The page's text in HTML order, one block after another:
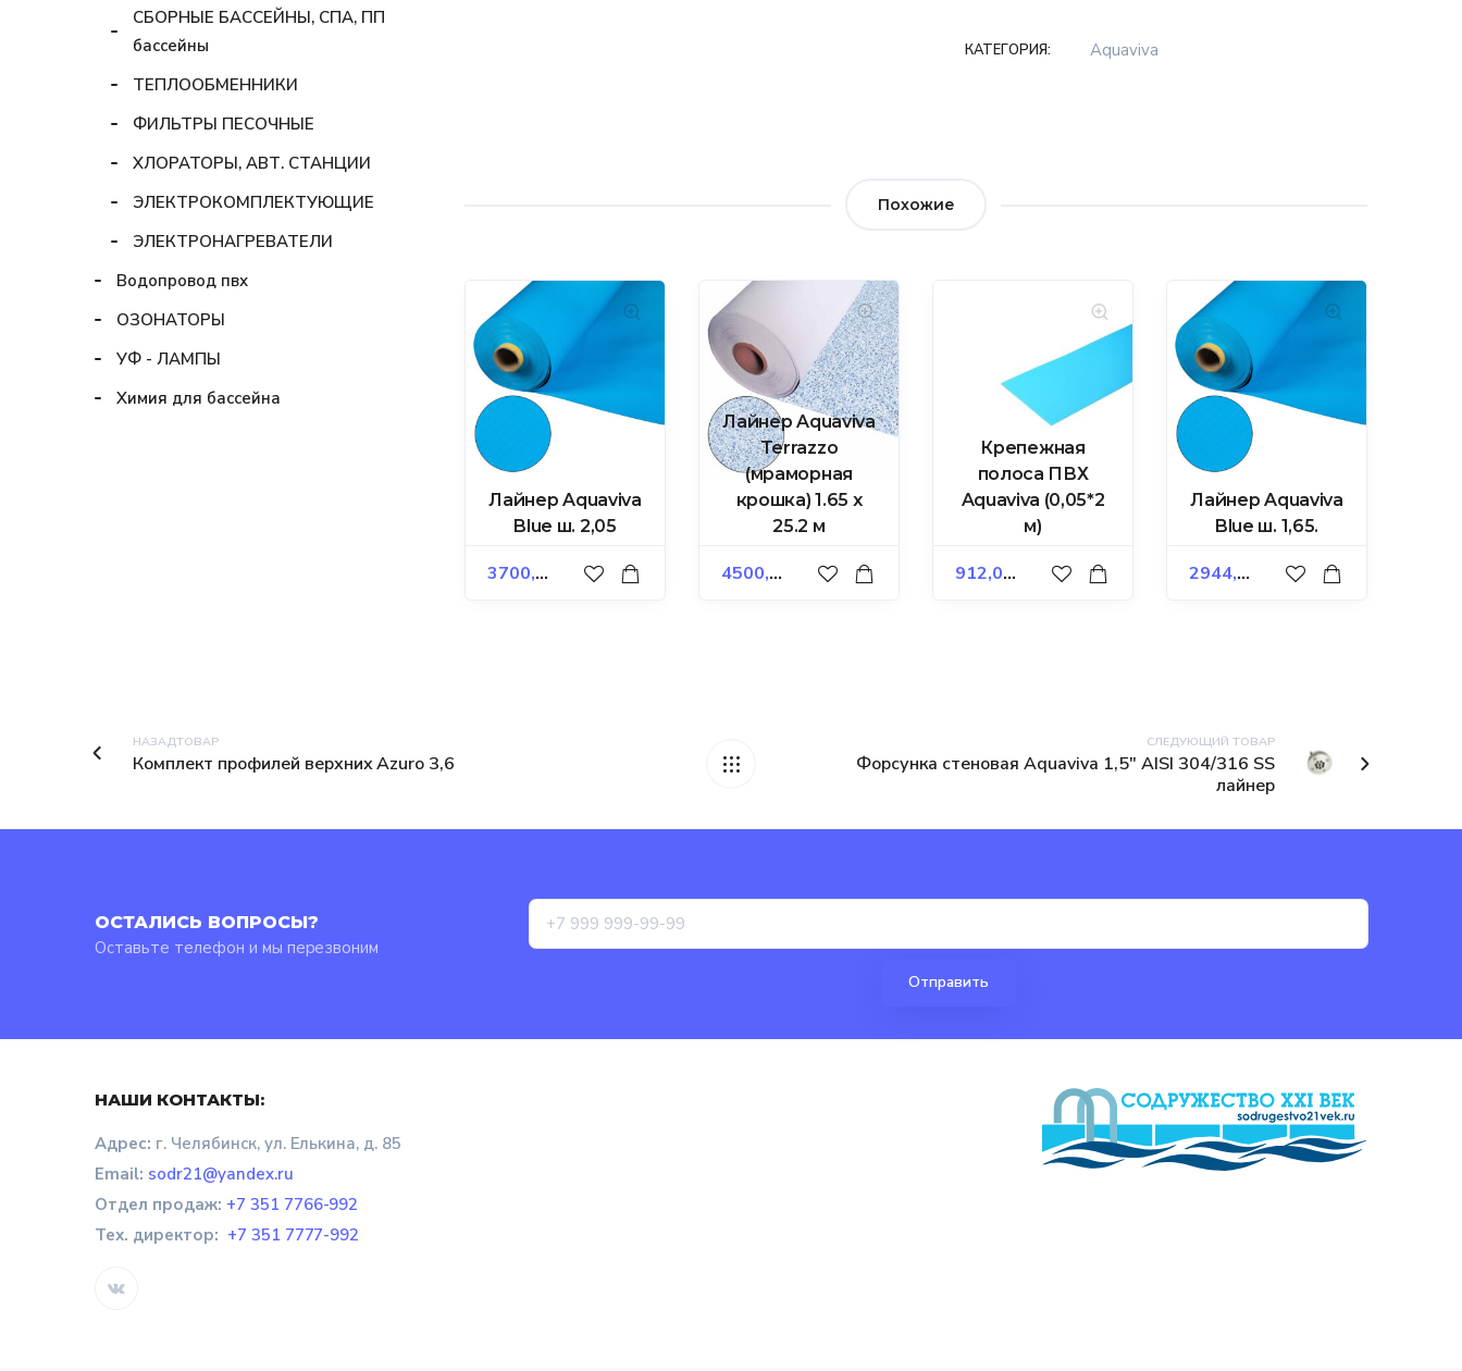
КАТЕГОРИЯ: Aquaviva
Похожие
Лайнер Aquaviva
Blue ш. 2,05
3700,00
Лайнер Aquaviva
Terrazzo
(мраморная
крошка) 1.65 x
25.2 м
4500,00
Крепежная
полоса ПВХ
Aquaviva (0,05*2
м)
912,00
Лайнер Aquaviva
Blue ш. 1,65.
2944,00
СБОРНЫЕ БАССЕЙНЫ, СПА, ПП
бассейны
ТЕПЛООБМЕННИКИ
ФИЛЬТРЫ ПЕСОЧНЫЕ
ХЛОРАТОРЫ, АВТ. СТАНЦИИ
ЭЛЕКТРОКОМПЛЕКТУЮЩИЕ
ЭЛЕКТРОНАГРЕВАТЕЛИ
Водопровод пвх
ОЗОНАТОРЫ
УФ - ЛАМПЫ
Химия для бассейна
НАЗАДТОВАР
Комплект профилей верхних Azuro 3,6
СЛЕДУЮЩИЙ ТОВАР
Форсунка стеновая Aquaviva 1,5" AISI 304/316 SS
лайнер
ОСТАЛИСЬ ВОПРОСЫ?
Оставьте телефон и мы перезвоним
НАШИ КОНТАКТЫ:
Адрес: г. Челябинск, ул. Елькина, д. 85
Email: sodr21@yandex.ru
Отдел продаж: +7 351 7766-992
Тех. директор: +7 351 7777-992